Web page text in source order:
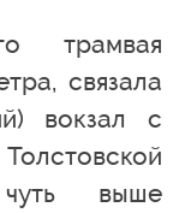
трамвая
связала
вокзал с
выше